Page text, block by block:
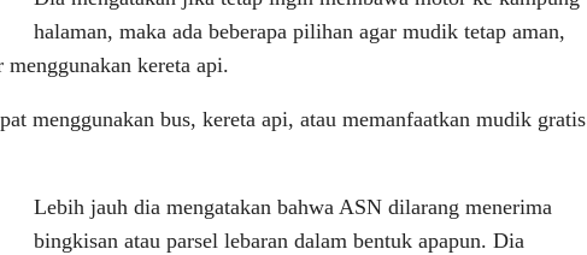
halaman, maka ada beberapa pilihan agar mudik tetap aman,
kereta api.
menggunakan bus, kereta api, atau memanfaatkan mudik gratis
Lebih jauh dia mengatakan bahwa ASN dilarang menerima
bingkisan atau parsel lebaran dalam bentuk apapun. Dia